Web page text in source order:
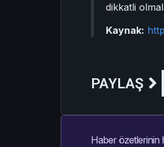
dikkatli
Kaynak:
PAYLAŞ
Haber özetlerinin